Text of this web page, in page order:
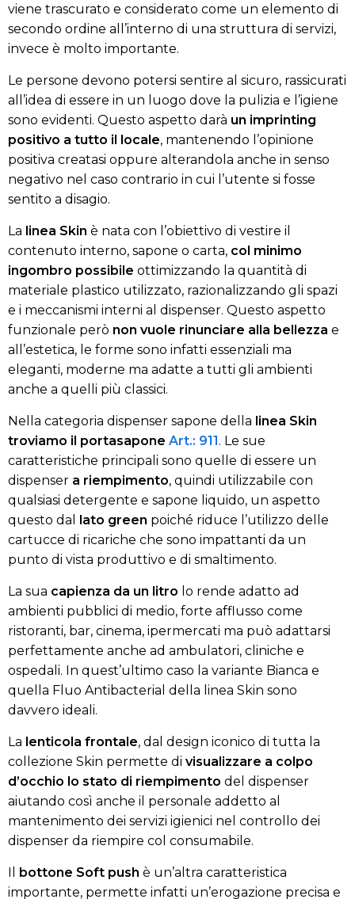
viene trascurato e considerato come un elemento di
secondo ordine all’interno di una struttura di servizi,
invece è molto importante.
Le persone devono potersi sentire al sicuro, rassicurati
all’idea di essere in un luogo dove la pulizia e l’igiene
sono evidenti. Questo aspetto darà un imprinting
positivo a tutto il locale, mantenendo l’opinione
positiva creatasi oppure alterandola anche in senso
negativo nel caso contrario in cui l’utente si fosse
sentito a disagio.
La linea Skin è nata con l’obiettivo di vestire il
contenuto interno, sapone o carta, col minimo
ingombro possibile ottimizzando la quantità di
materiale plastico utilizzato, razionalizzando gli spazi
e i meccanismi interni al dispenser. Questo aspetto
funzionale però non vuole rinunciare alla bellezza e
all’estetica, le forme sono infatti essenziali ma
eleganti, moderne ma adatte a tutti gli ambienti
anche a quelli più classici.
Nella categoria dispenser sapone della linea Skin
troviamo il portasapone Art.: 911. Le sue
caratteristiche principali sono quelle di essere un
dispenser a riempimento, quindi utilizzabile con
qualsiasi detergente e sapone liquido, un aspetto
questo dal lato green poiché riduce l’utilizzo delle
cartucce di ricariche che sono impattanti da un
punto di vista produttivo e di smaltimento.
La sua capienza da un litro lo rende adatto ad
ambienti pubblici di medio, forte afflusso come
ristoranti, bar, cinema, ipermercati ma può adattarsi
perfettamente anche ad ambulatori, cliniche e
ospedali. In quest’ultimo caso la variante Bianca e
quella Fluo Antibacterial della linea Skin sono
davvero ideali.
La lenticola frontale, dal design iconico di tutta la
collezione Skin permette di visualizzare a colpo
d’occhio lo stato di riempimento del dispenser
aiutando così anche il personale addetto al
mantenimento dei servizi igienici nel controllo dei
dispenser da riempire col consumabile.
Il bottone Soft push è un’altra caratteristica
importante, permette infatti un’erogazione precisa e